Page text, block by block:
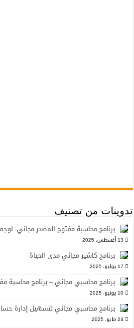
تدوينات من تصنيف
برنامج محاسبة مفتوح المصدر مجاني: لوجه
13 أغسطس، 2025
برنامج كاشير مجاني مدى الحياة
17 يوليو، 2025
برنامج محاسبي مجاني – برنامج محاسبة
10 يونيو، 2025
برنامج محاسبي مجاني لتسهيل إدارة
24 مايو، 2025